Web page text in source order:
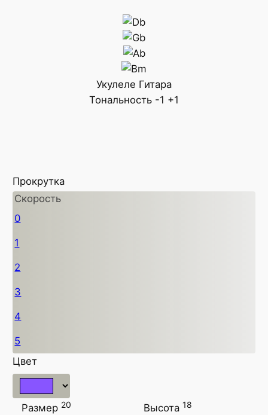
Укулеле Гитара
Тональность -1 +1
Прокрутка
Скорость
0
1
2
3
4
5
Цвет
Размер 20 Высота 18